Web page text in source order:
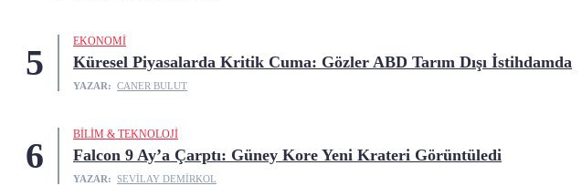
5
EKONOMI
Küresel Piyasalarda Kritik Cuma: Gözler ABD Tarım Dışı İstihdamda
YAZAR: CANER BULUT
6
BILIM & TEKNOLOJI
Falcon 9 Ay’a Çarptı: Güney Kore Yeni Krateri Görüntüledi
YAZAR: SEVILAY DEMIRKOL